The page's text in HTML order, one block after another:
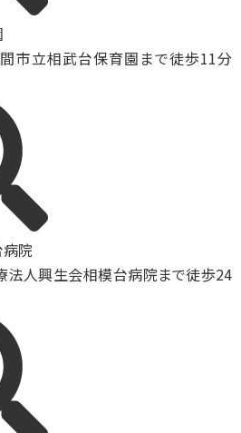
市立相武台保育園まで徒歩11分
法人興生会相模台病院まで徒歩24